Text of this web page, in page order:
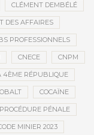
CLÉMENT DEMBÉLÉ
DES AFFAIRES
PROFESSIONNELS
CNECE CNPM
4ÈME RÉPUBLIQUE
COCAÏNE
PÉNALE
MINIER 2023